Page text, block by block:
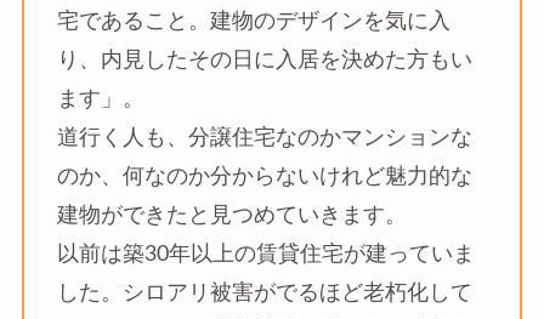
宅であること。建物のデザインを気に入
り、内見したその日に入居を決めた方もい
ます」。
道行く人も、分譲住宅なのかマンションな
のか、何なのか分からないけれど魅力的な
建物ができたと見つめていきます。
以前は築30年以上の賃貸住宅が建っていま
した。シロアリ被害がでるほど老朽化して